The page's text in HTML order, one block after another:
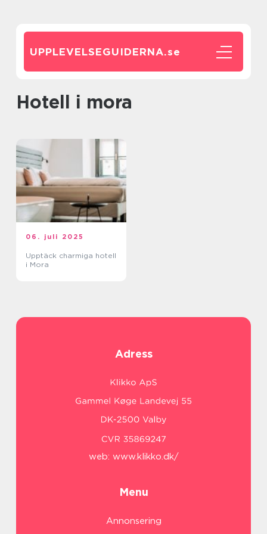
UPPLEVELSEGUIDERNA.se
hotell i mora
06. juli 2025
Upptäck charmiga hotell
i Mora
Adress
web: www.klikko.dk/
Menu
Annonsering